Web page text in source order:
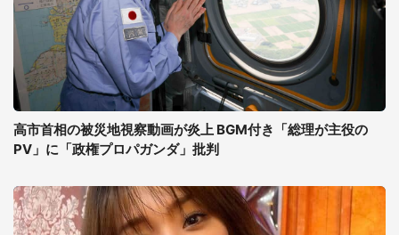
高市首相の被災地視察動画が炎上 BGM付き「総理が主役の
PV」に「政権プロパガンダ」批判